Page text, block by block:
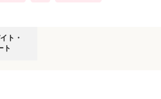
・パートの募集要項
ト・
ト